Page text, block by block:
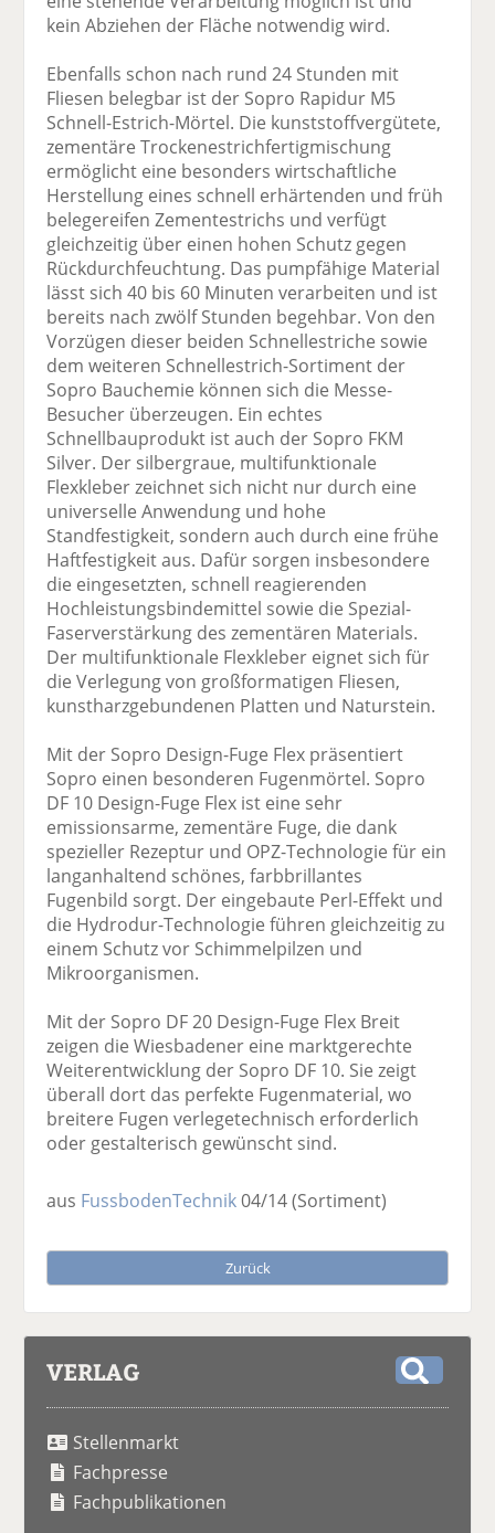
kein Abziehen der Fläche notwendig wird.
Ebenfalls schon nach rund 24 Stunden mit
Fliesen belegbar ist der Sopro Rapidur M5
Schnell-Estrich-Mörtel. Die kunststoffvergütete,
zementäre Trockenestrichfertigmischung
ermöglicht eine besonders wirtschaftliche
Herstellung eines schnell erhärtenden und früh
belegereifen Zementestrichs und verfügt
gleichzeitig über einen hohen Schutz gegen
Rückdurchfeuchtung. Das pumpfähige Material
lässt sich 40 bis 60 Minuten verarbeiten und ist
bereits nach zwölf Stunden begehbar. Von den
Vorzügen dieser beiden Schnellestriche sowie
dem weiteren Schnellestrich-Sortiment der
Sopro Bauchemie können sich die Messe-
Besucher überzeugen. Ein echtes
Schnellbauprodukt ist auch der Sopro FKM
Silver. Der silbergraue, multifunktionale
Flexkleber zeichnet sich nicht nur durch eine
universelle Anwendung und hohe
Standfestigkeit, sondern auch durch eine frühe
Haftfestigkeit aus. Dafür sorgen insbesondere
die eingesetzten, schnell reagierenden
Hochleistungsbindemittel sowie die Spezial-
Faserverstärkung des zementären Materials.
Der multifunktionale Flexkleber eignet sich für
die Verlegung von großformatigen Fliesen,
kunstharzgebundenen Platten und Naturstein.
Mit der Sopro Design-Fuge Flex präsentiert
Sopro einen besonderen Fugenmörtel. Sopro
DF 10 Design-Fuge Flex ist eine sehr
emissionsarme, zementäre Fuge, die dank
spezieller Rezeptur und OPZ-Technologie für ein
langanhaltend schönes, farbbrillantes
Fugenbild sorgt. Der eingebaute Perl-Effekt und
die Hydrodur-Technologie führen gleichzeitig zu
einem Schutz vor Schimmelpilzen und
Mikroorganismen.
Mit der Sopro DF 20 Design-Fuge Flex Breit
zeigen die Wiesbadener eine marktgerechte
Weiterentwicklung der Sopro DF 10. Sie zeigt
überall dort das perfekte Fugenmaterial, wo
breitere Fugen verlegetechnisch erforderlich
oder gestalterisch gewünscht sind.
aus FussbodenTechnik04/14(Sortiment)
Zurück
VERLAG
Stellenmarkt
Fachpresse
Fachpublikationen